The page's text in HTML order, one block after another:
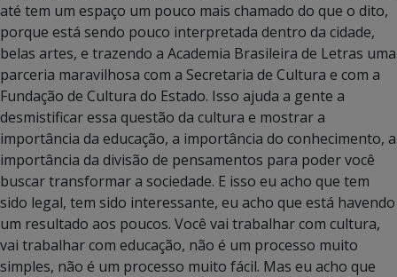
até tem um espaço um pouco mais chamado do que o dito,
porque está sendo pouco interpretada dentro da cidade,
belas artes, e trazendo a Academia Brasileira de Letras uma
parceria maravilhosa com a Secretaria de Cultura e com a
Fundação de Cultura do Estado. Isso ajuda a gente a
desmistificar essa questão da cultura e mostrar a
importância da educação, a importância do conhecimento, a
importância da divisão de pensamentos para poder você
buscar transformar a sociedade. E isso eu acho que tem
sido legal, tem sido interessante, eu acho que está havendo
um resultado aos poucos. Você vai trabalhar com cultura,
vai trabalhar com educação, não é um processo muito
simples, não é um processo muito fácil. Mas eu acho que